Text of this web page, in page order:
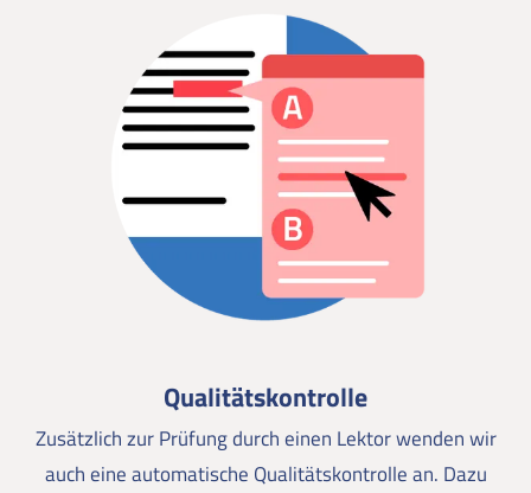
Qualitätskontrolle
Zusätzlich zur Prüfung durch einen Lektor wenden wir
auch eine automatische Qualitätskontrolle an. Dazu